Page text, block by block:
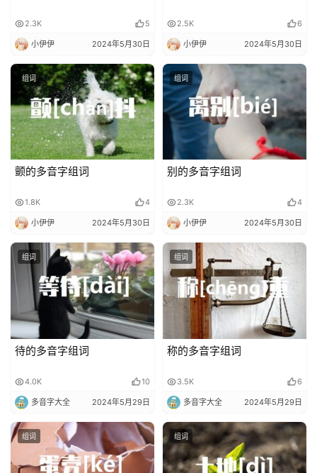
2.3K 5
小伊伊 2024年5月30日
2.5K 6
小伊伊 2024年5月30日
组词
颤的多音字组词
1.8K 4
小伊伊 2024年5月30日
组词
别的多音字组词
2.3K 4
小伊伊 2024年5月30日
组词
待的多音字组词
4.0K 10
多音字大全 2024年5月29日
组词
称的多音字组词
3.5K 6
多音字大全 2024年5月29日
组词 组词